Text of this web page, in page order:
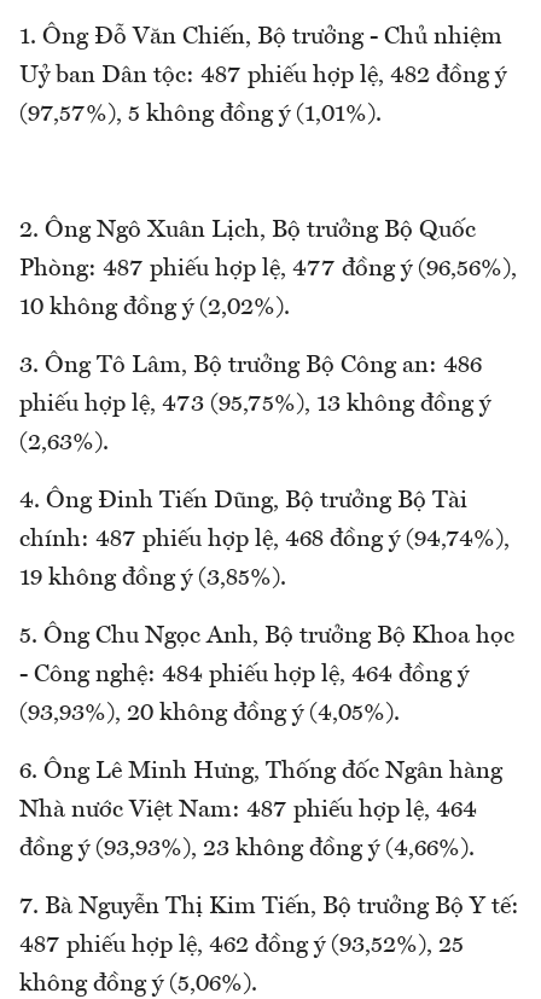
1. Ông Đỗ Văn Chiến, Bộ trưởng - Chủ nhiệm
Uỷ ban Dân tộc: 487 phiếu hợp lệ, 482 đồng ý
(97,57%), 5 không đồng ý (1,01%).
2. Ông Ngô Xuân Lịch, Bộ trưởng Bộ Quốc
Phòng: 487 phiếu hợp lệ, 477 đồng ý (96,56%),
10 không đồng ý (2,02%).
3. Ông Tô Lâm, Bộ trưởng Bộ Công an: 486
phiếu hợp lệ, 473 (95,75%), 13 không đồng ý
(2,63%).
4. Ông Đinh Tiến Dũng, Bộ trưởng Bộ Tài
chính: 487 phiếu hợp lệ, 468 đồng ý (94,74%),
19 không đồng ý (3,85%).
5. Ông Chu Ngọc Anh, Bộ trưởng Bộ Khoa học
- Công nghệ: 484 phiếu hợp lệ, 464 đồng ý
(93,93%), 20 không đồng ý (4,05%).
6. Ông Lê Minh Hưng, Thống đốc Ngân hàng
Nhà nước Việt Nam: 487 phiếu hợp lệ, 464
đồng ý (93,93%), 23 không đồng ý (4,66%).
7. Bà Nguyễn Thị Kim Tiến, Bộ trưởng Bộ Y tế:
487 phiếu hợp lệ, 462 đồng ý (93,52%), 25
không đồng ý (5,06%).